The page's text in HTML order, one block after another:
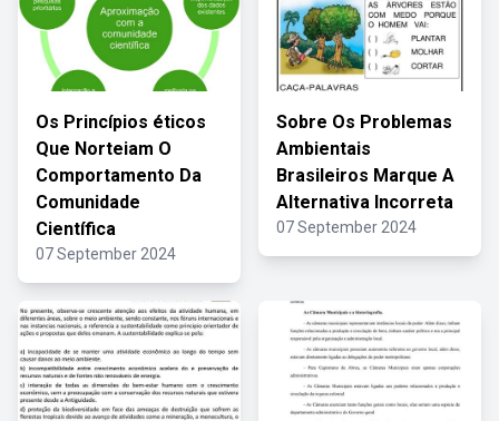
Os Princípios éticos
Que Norteiam O
Comportamento Da
Comunidade
Científica
07 September 2024
Sobre Os Problemas
Ambientais
Brasileiros Marque A
Alternativa Incorreta
07 September 2024